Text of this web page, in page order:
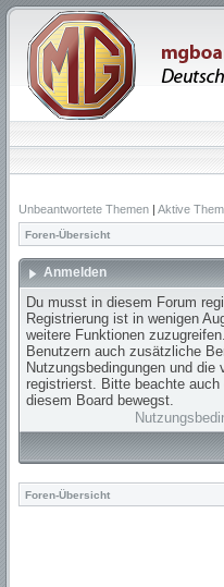
Unbeantwortete Themen | Aktive
Foren-Übersicht
Anmelden
Du musst in diesem Forum
Registrierung ist in wenigen
weitere Funktionen
Benutzern auch zusätzliche
Nutzungsbedingungen und
registrierst. Bitte beachte
diesem Board bewegst.
Foren-Übersicht